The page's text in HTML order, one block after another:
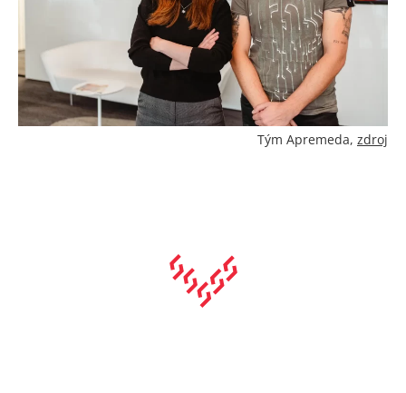
Tým Apremeda, zdroj